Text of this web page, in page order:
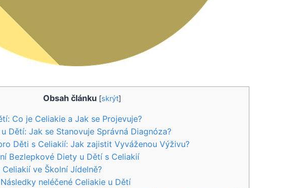
Obsah článku [skrýt]
Co je Celiakie ​a Jak se Projevuje?
Dětí: Jak se Stanovuje Správná Diagnóza?
Děti s Celiakií: Jak zajistit Vyváženou Výživu?
Bezlepkové Diety u Dětí s‍ Celiakií
ve‌ Školní Jídelně?
neléčené Celiakie u Dětí